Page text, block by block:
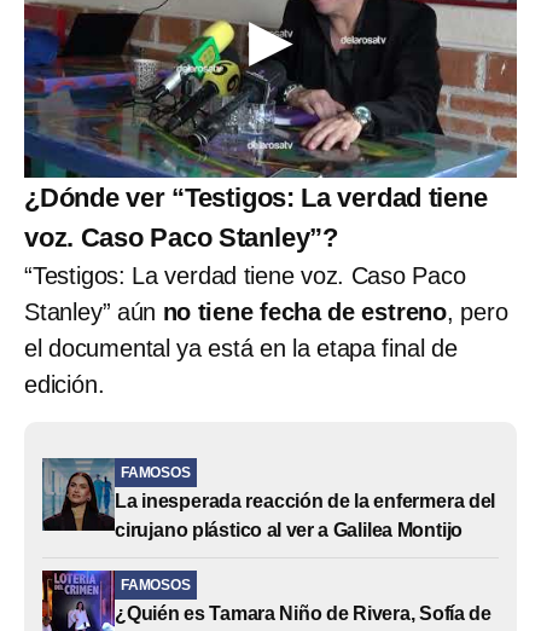
¿Dónde ver “Testigos: La verdad tiene
voz. Caso Paco Stanley”?
“Testigos: La verdad tiene voz. Caso Paco
Stanley” aún no tiene fecha de estreno, pero
el documental ya está en la etapa final de
edición.
FAMOSOS
La inesperada reacción de la enfermera del
cirujano plástico al ver a Galilea Montijo
FAMOSOS
¿Quién es Tamara Niño de Rivera, Sofía de